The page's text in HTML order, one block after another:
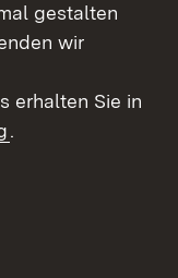
zur
gestalten
wir
erhalten Sie in
.